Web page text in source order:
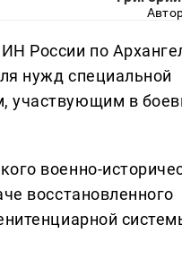
России по
нужд специальной
участвующим в
военно-
восстановленного